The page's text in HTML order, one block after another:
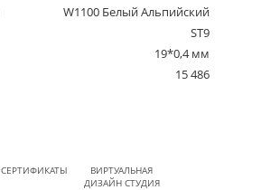
W1100 Белый Альпийский
ST9
19*0,4 мм
15 486
СЕРТИФИКАТЫ
ВИРТУАЛЬНАЯ
ДИЗАЙН СТУДИЯ